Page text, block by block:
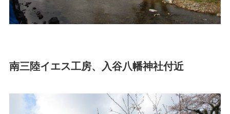
南三陸イエス工房、入谷八幡神社付近